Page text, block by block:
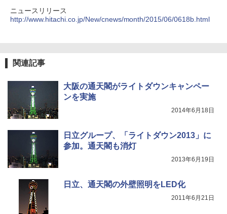
ニュースリリース
http://www.hitachi.co.jp/New/cnews/month/2015/06/0618b.html
関連記事
大阪の通天閣がライトダウンキャンペー
ンを実施
2014年6月18日
日立グループ、「ライトダウン2013」に
参加。通天閣も消灯
2013年6月19日
日立、通天閣の外壁照明をLED化
2011年6月21日